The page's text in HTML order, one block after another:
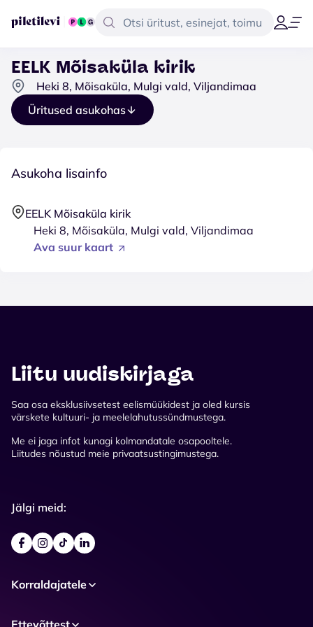
EELK Mõisaküla kirik
Heki 8, Mõisaküla, Mulgi vald, Viljandimaa
Üritused asukohas
Asukoha lisainfo
EELK Mõisaküla kirik
Heki 8, Mõisaküla, Mulgi vald, Viljandimaa
Ava suur kaart
Liitu uudiskirjaga
Saa osa eksklusiivsetest eelismüükidest ja oled kursis
värskete kultuuri- ja meelelahutussündmustega.
Me ei jaga infot kunagi kolmandatale osapooltele.
Liitudes nõustud meie privaatsustingimustega.
Jälgi meid:
Korraldajatele
Ettevõttest